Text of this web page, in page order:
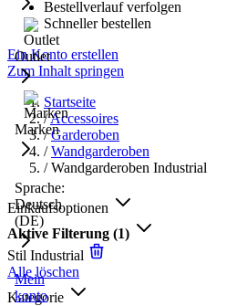
Outlet
Marken
Sprache:
Deutsch
(DE)
Mein
konto
Bestellverlauf verfolgen
Schneller bestellen
Ein Konto erstellen
Zum Inhalt springen
Startseite
/Accessoires
/ Garderoben
/ Wandgarderoben
/ Wandgarderoben Industrial
Einkaufsoptionen
Aktive Filterung (1)
Stil Industrial
Alle löschen
Kategorie